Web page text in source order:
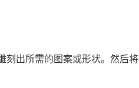
刻出所需的图案或形状。然后将